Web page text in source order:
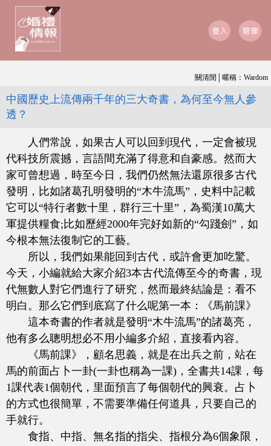
關清閒│暱稱：Wardom
中國歷史上流傳兩千年的三大奇書，為何至今無人參
透？
人們常說，如果古人可以回到現代，一定會被現
代科技所震撼，言語間充滿了得意和自豪感。然而大
家可曾想過，時至今日，我們仍然無法還原很多古代
發明，比如諸葛孔明發明的“木牛流馬”，史料中記載
它可以“特行者數十里，群行三十里”，為蜀漢10萬大
軍提供糧食;比如歷經2000年完好如新的“勾踐劍”，如
今根本無法復制它的工藝。
所以，我們如果能回到古代，或許會更加吃驚。
今天，小編就給大家介紹3本古代流傳至今的奇書，現
代無數人對它們進行了研究，然而最終結論是：看不
明白。那么它們到底寫了什么呢第一本：《馬前課》
這本奇書的作者就是發明“木牛流馬”的諸葛亮，
他有多么聰明想必不用小編多介紹，直接看內容。
《馬前課》，顧名思義，就是在出兵之前，站在
馬的前面占卜一卦(一卦也稱為一課)，全書共14課，每
1課代表1個朝代，里面預言了每個朝代的興衰。占卜
的方式也很簡單，不需要準備任何道具，只要自己的
手就行。
食指、中指、無名指的指尖、指根分為6個象限，